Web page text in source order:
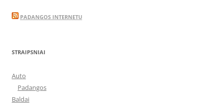
PADANGOS INTERNETU
STRAIPSNIAI
Auto
Padangos
Baldai